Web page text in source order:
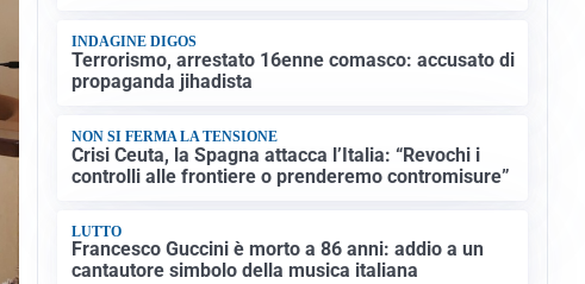
INDAGINE DIGOS
Terrorismo, arrestato 16enne comasco: accusato di
propaganda jihadista
NON SI FERMA LA TENSIONE
Crisi Ceuta, la Spagna attacca l’Italia: “Revochi i
controlli alle frontiere o prenderemo contromisure”
LUTTO
Francesco Guccini è morto a 86 anni: addio a un
cantautore simbolo della musica italiana